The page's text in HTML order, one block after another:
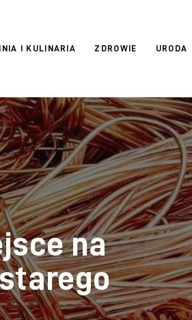
I KULINARIA ZDROWIE URODA
na